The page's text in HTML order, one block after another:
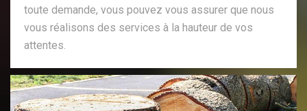
toute demande, vous pouvez vous assurer que nous
vous réalisons des services à la hauteur de vos
attentes.